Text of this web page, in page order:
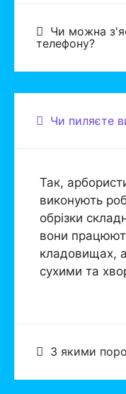
Чи можна
телефону?
Чи пиляєте
Так,
виконують
обрізки
вони
кладовищах,
сухими та
З якими